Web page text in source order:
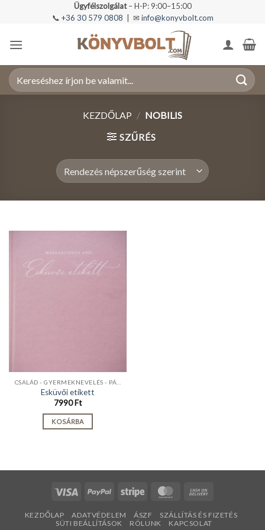
Ügyfélszolgálat– H-P: 9:00–15:00
📞 +36 30 579 0808 | ✉ info@konyvbolt.com
Keresés
a
KEZDŐLAP / NOBILIS
SZŰRÉS
Esküvői etikett
7990Ft
KOSÁRBA
Visa PayPal Stripe MasterCard
Delivery
KEZDŐLAP ADATVÉDELEM ÁSZF
SZÁLLÍTÁS ÉS FIZETÉS
SÜTI BEÁLLÍTÁSOK
RÓLUNK KAPCSOLAT